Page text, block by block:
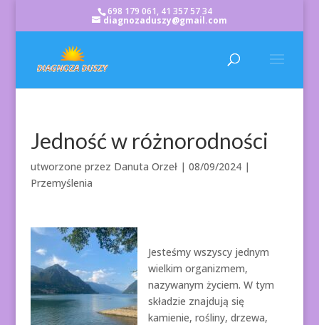
698 179 061, 41 357 57 34
diagnozaduszy@gmail.com
Jedność w różnorodności
utworzone przez Danuta Orzeł| 08/09/2024|
Przemyślenia
Jesteśmy wszyscy jednym
wielkim organizmem,
nazywanym życiem. W tym
składzie znajdują się
kamienie, rośliny, drzewa,